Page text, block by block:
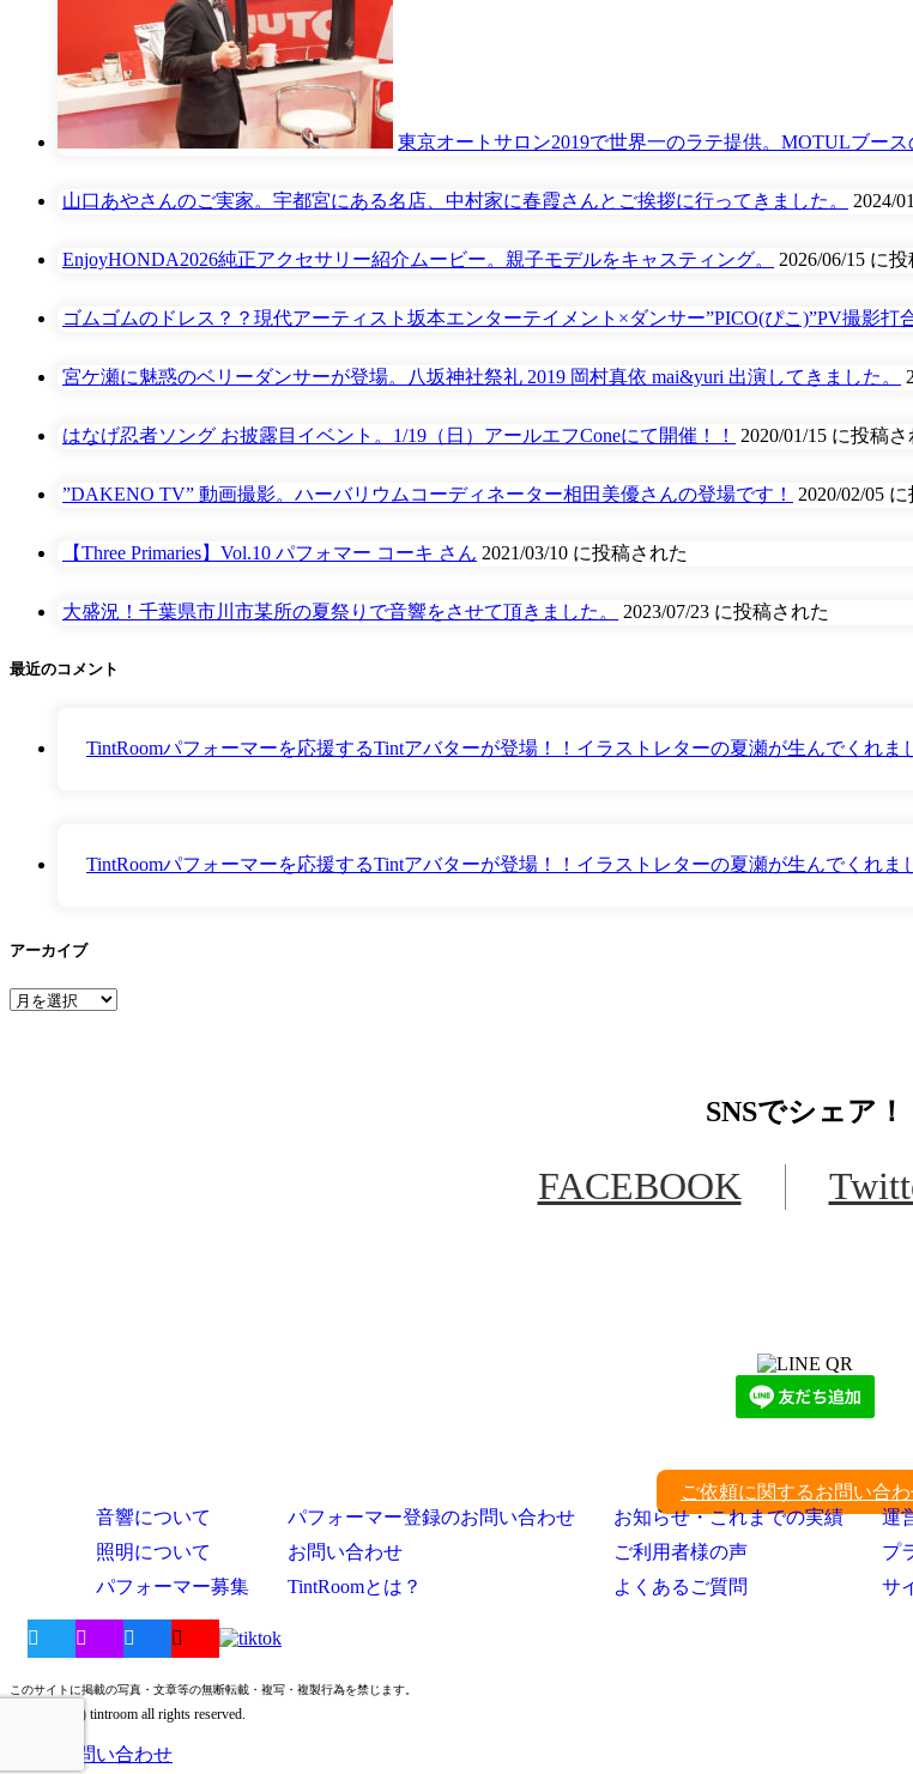
東京オートサロン2019で世界一のラテ提供。MOTULブース
山口あやさんのご実家。宇都宮にある名店、中村家に春霞さんとご挨拶に行ってきました。 2024/
EnjoyHONDA2026純正アクセサリー紹介ムービー。親子モデルをキャスティング。 2026/06/15 に
ゴムゴムのドレス？？現代アーティスト坂本エンターテイメント×ダンサー”PICO(ぴこ)”PV撮影打
宮ケ瀬に魅惑のベリーダンサーが登場。八坂神社祭礼 2019 岡村真依 mai&yuri 出演してきました。
はなげ忍者ソング お披露目イベント。1/19（日）アールエフConeにて開催！！ 2020/01/15 に投稿さ
”DAKENO TV” 動画撮影。ハーバリウムコーディネーター相田美優さんの登場です！ 2020/02/05
【Three Primaries】Vol.10 パフォマー コーキ さん 2021/03/10 に投稿された
大盛況！千葉県市川市某所の夏祭りで音響をさせて頂きました。 2023/07/23 に投稿された
最近のコメント
TintRoomパフォーマーを応援するTintアバターが登場！！イラストレターの夏瀬が生んでくれま
TintRoomパフォーマーを応援するTintアバターが登場！！イラストレターの夏瀬が生んでくれま
アーカイブ
ア
SNSでシェア！
FACEBOOK
ご依頼に関するお問い合
音響について
照明について
パフォーマー募集
パフォーマー登録のお問い合わせ
お問い合わせ
TintRoomとは？
お知らせ・これまでの実績
ご利用者様の声
よくあるご質問
運
プ
サ
このサイトに掲載の写真・文章等の無断転載・複写・複製行為を禁じます。
Copyright (c) tintroom all rights reserved.
お問い合わせ